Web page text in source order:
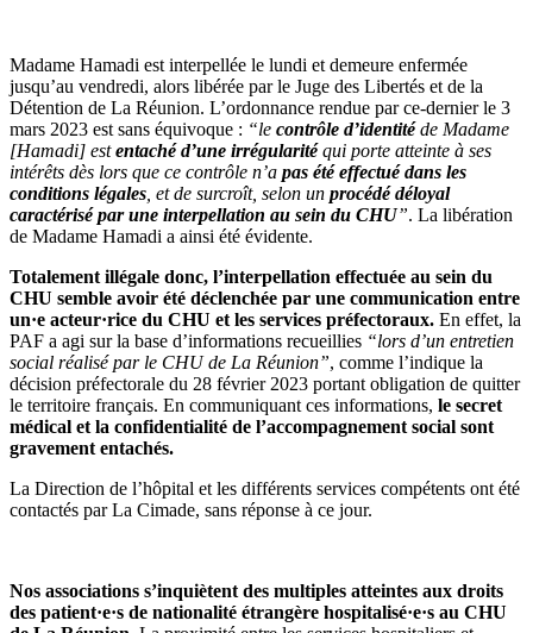
Madame Hamadi est interpellée le lundi et demeure enfermée
jusqu’au vendredi, alors libérée par le Juge des Libertés et de la
Détention de La Réunion. L’ordonnance rendue par ce-dernier le 3
mars 2023 est sans équivoque : “le contrôle d’identitéde Madame
[Hamadi] estentaché d’une irrégularitéqui porte atteinte à ses
intérêts dès lors que ce contrôle n’a pas été effectué dans les
conditions légales , et de surcroît, selon un procédé déloyal
caractérisé par une interpellation au sein du CHU”. La libération
de Madame Hamadi a ainsi été évidente.
Totalement illégale donc, l’interpellation effectuée au sein du
CHU semble avoir été déclenchée par une communication entre
un·e acteur·rice du CHU et les services préfectoraux. En effet, la
PAF a agi sur la base d’informations recueillies “lors d’un entretien
social réalisé par le CHU de La Réunion”, comme l’indique la
décision préfectorale du 28 février 2023 portant obligation de quitter
le territoire français. En communiquant ces informations, le secret
médical et la confidentialité de l’accompagnement social sont
gravement entachés.
La Direction de l’hôpital et les différents services compétents ont été
contactés par La Cimade, sans réponse à ce jour.
Nos associations s’inquiètent des multiples atteintes aux droits
des patient·e·s de nationalité étrangère hospitalisé·e·s au CHU